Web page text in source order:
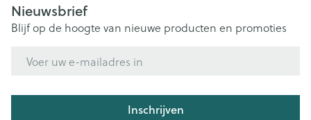
Nieuwsbrief
Blijf op de hoogte van nieuwe producten en promoties
Inschrijven